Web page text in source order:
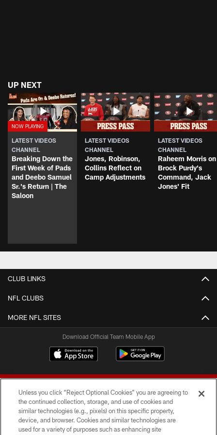
UP NEXT
LATEST VIDEOS
CHANNEL
Breaking Down the
First Week of Pads
and Deebo Samuel
Sr.'s Return | The
Saloon
LATEST VIDEOS
CHANNEL
Jones, Robinson,
Collins Reflect on
Camp Adjustments
LATEST VIDEOS
CHANNEL
Raheem Morris on
Brock Purdy's
Command, Jack
Jones' Fit
CLUB LINKS
NFL CLUBS
MORE NFL SITES
Download Official Team Mobile App
© 2026 Forty Niners Football Company LLC
Unless you click “Reject Optional Cookies” you are agreeing to
the continued collection, storage, and use of cookies and
similar technologies (e.g., pixels) on this specific property,
device, and browser. Cookies and similar technologies are
used for a variety of purposes such as enhancing site